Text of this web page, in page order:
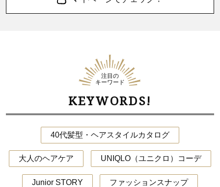
注目の
キーワード
KEYWORDS!
40代髪型・ヘアスタイルカタログ
大人のヘアケア UNIQLO（ユニクロ）コーデ
Junior STORY ファッションスナップ